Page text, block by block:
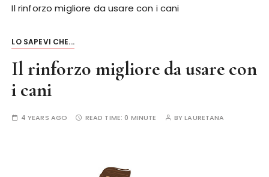
Il rinforzo migliore da usare con i cani
LO SAPEVI CHE...
Il rinforzo migliore da usare con
i cani
4 YEARS AGO READ TIME: 0 MINUTE BYLAURETANA